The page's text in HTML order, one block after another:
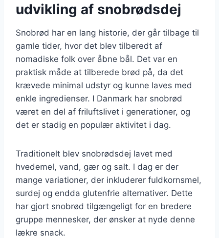
udvikling af snobrødsdej
Snobrød har en lang historie, der går tilbage til
gamle tider, hvor det blev tilberedt af
nomadiske folk over åbne bål. Det var en
praktisk måde at tilberede brød på, da det
krævede minimal udstyr og kunne laves med
enkle ingredienser. I Danmark har snobrød
været en del af friluftslivet i generationer, og
det er stadig en populær aktivitet i dag.
Traditionelt blev snobrødsdej lavet med
hvedemel, vand, gær og salt. I dag er der
mange variationer, der inkluderer fuldkornsmel,
surdej og endda glutenfrie alternativer. Dette
har gjort snobrød tilgængeligt for en bredere
gruppe mennesker, der ønsker at nyde denne
lækre snack.